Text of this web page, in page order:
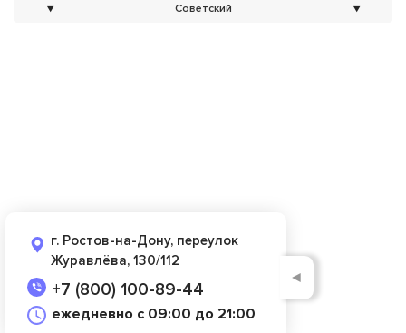
▼ Советский ▼
г. Ростов-на-Дону, переулок
Журавлёва, 130/112
+7 (800) 100-89-44
ежедневно с 09:00 до 21:00
◄